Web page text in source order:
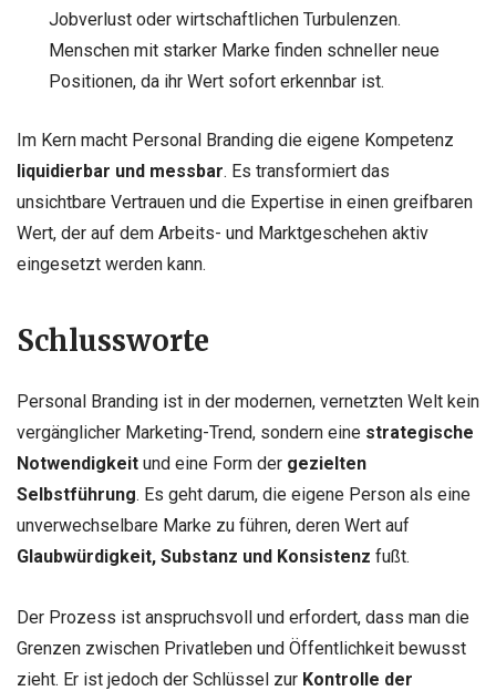
Jobverlust oder wirtschaftlichen Turbulenzen.
Menschen mit starker Marke finden schneller neue
Positionen, da ihr Wert sofort erkennbar ist.
Im Kern macht Personal Branding die eigene Kompetenz
liquidierbar und messbar. Es transformiert das
unsichtbare Vertrauen und die Expertise in einen greifbaren
Wert, der auf dem Arbeits- und Marktgeschehen aktiv
eingesetzt werden kann.
Schlussworte
Personal Branding ist in der modernen, vernetzten Welt kein
vergänglicher Marketing-Trend, sondern eine strategische
Notwendigkeit und eine Form der gezielten
Selbstführung. Es geht darum, die eigene Person als eine
unverwechselbare Marke zu führen, deren Wert auf
Glaubwürdigkeit, Substanz und Konsistenz fußt.
Der Prozess ist anspruchsvoll und erfordert, dass man die
Grenzen zwischen Privatleben und Öffentlichkeit bewusst
zieht. Er ist jedoch der Schlüssel zur Kontrolle der